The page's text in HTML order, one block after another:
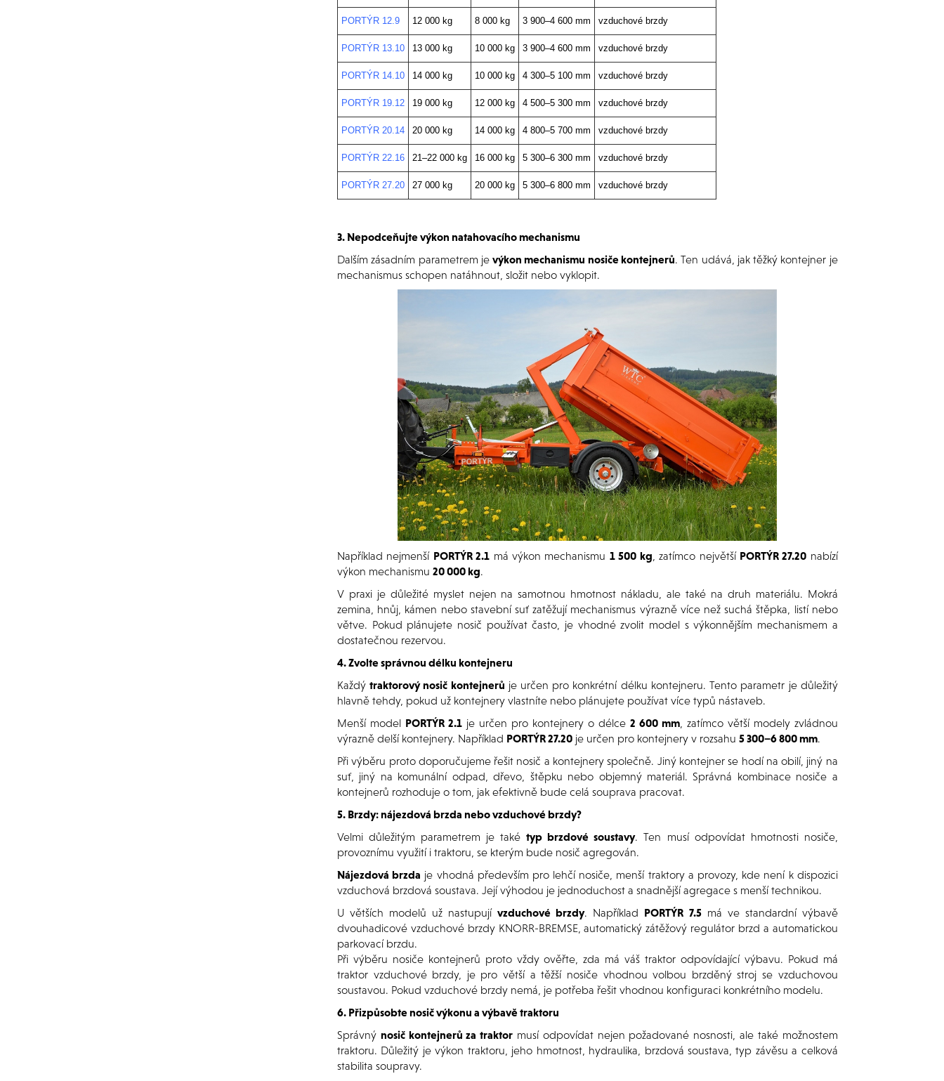
PORTÝR 12.9 12 000 kg 8 000 kg 3 900–4 600 mm vzduchové brzdy
PORTÝR 13.10 13 000 kg 10 000 kg 3 900–4 600 mm vzduchové brzdy
PORTÝR 14.10 14 000 kg 10 000 kg 4 300–5 100 mm vzduchové brzdy
PORTÝR 19.12 19 000 kg 12 000 kg 4 500–5 300 mm vzduchové brzdy
PORTÝR 20.14 20 000 kg 14 000 kg 4 800–5 700 mm vzduchové brzdy
PORTÝR 22.16 21–22 000 kg 16 000 kg 5 300–6 300 mm vzduchové brzdy
PORTÝR 27.20 27 000 kg 20 000 kg 5 300–6 800 mm vzduchové brzdy
3. Nepodceňujte výkon natahovacího mechanismu
Dalším zásadním parametrem jevýkon mechanismu nosiče kontejnerů. Ten udává, jak těžký kontejner je
mechanismus schopen natáhnout, složit nebo vyklopit.
Například nejmenší PORTÝR 2.1 má výkon mechanismu 1 500 kg , zatímco největší PORTÝR 27.20 nabízí
výkon mechanismu 20 000 kg.
V praxi je důležité myslet nejen na samotnou hmotnost nákladu, ale také na druh materiálu. Mokrá
zemina, hnůj, kámen nebo stavební suť zatěžují mechanismus výrazně více než suchá štěpka, listí nebo
větve. Pokud plánujete nosič používat často, je vhodné zvolit model s výkonnějším mechanismem a
dostatečnou rezervou.
4. Zvolte správnou délku kontejneru
Každýtraktorový nosič kontejnerů je určen pro konkrétní délku kontejneru. Tento parametr je důležitý
hlavně tehdy, pokud už kontejnery vlastníte nebo plánujete používat více typů nástaveb.
Menší model PORTÝR 2.1je určen pro kontejnery o délce 2 600 mm, zatímco větší modely zvládnou
výrazně delší kontejnery. Například PORTÝR 27.20 je určen pro kontejnery v rozsahu 5 300–6 800 mm.
Při výběru proto doporučujeme řešit nosič a kontejnery společně. Jiný kontejner se hodí na obilí, jiný na
suť, jiný na komunální odpad, dřevo, štěpku nebo objemný materiál. Správná kombinace nosiče a
kontejnerů rozhoduje o tom, jak efektivně bude celá souprava pracovat.
5. Brzdy: nájezdová brzda nebo vzduchové brzdy?
Velmi důležitým parametrem je takétyp brzdové soustavy. Ten musí odpovídat hmotnosti nosiče,
provoznímu využití i traktoru, se kterým bude nosič agregován.
Nájezdová brzda je vhodná především pro lehčí nosiče, menší traktory a provozy, kde není k dispozici
vzduchová brzdová soustava. Její výhodou je jednoduchost a snadnější agregace s menší technikou.
U větších modelů už nastupujívzduchové brzdy. Například PORTÝR 7.5má ve standardní výbavě
dvouhadicové vzduchové brzdy KNORR-BREMSE, automatický zátěžový regulátor brzd a automatickou
parkovací brzdu.
Při výběru nosiče kontejnerů proto vždy ověřte, zda má váš traktor odpovídající výbavu. Pokud má
traktor vzduchové brzdy, je pro větší a těžší nosiče vhodnou volbou brzděný stroj se vzduchovou
soustavou. Pokud vzduchové brzdy nemá, je potřeba řešit vhodnou konfiguraci konkrétního modelu.
6. Přizpůsobte nosič výkonu a výbavě traktoru
Správný nosič kontejnerů za traktor musí odpovídat nejen požadované nosnosti, ale také možnostem
traktoru. Důležitý je výkon traktoru, jeho hmotnost, hydraulika, brzdová soustava, typ závěsu a celková
stabilita soupravy.